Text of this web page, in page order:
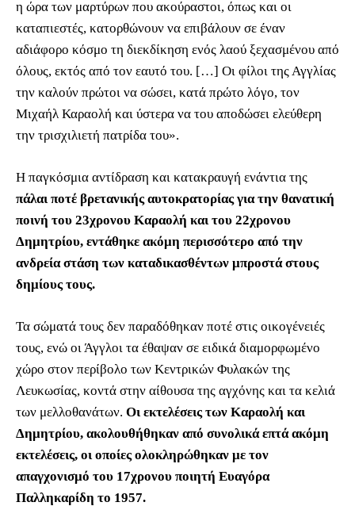
η ώρα των μαρτύρων που ακούραστοι, όπως και οι
καταπιεστές, κατορθώνουν να επιβάλουν σε έναν
αδιάφορο κόσμο τη διεκδίκηση ενός λαού ξεχασμένου από
όλους, εκτός από τον εαυτό του. […] Οι φίλοι της Αγγλίας
την καλούν πρώτοι να σώσει, κατά πρώτο λόγο, τον
Μιχαήλ Καραολή και ύστερα να του αποδώσει ελεύθερη
την τρισχιλιετή πατρίδα του».
Η παγκόσμια αντίδραση και κατακραυγή ενάντια της
πάλαι ποτέ βρετανικής αυτοκρατορίας για την θανατική
ποινή του 23χρονου Καραολή και του 22χρονου
Δημητρίου, εντάθηκε ακόμη περισσότερο από την
ανδρεία στάση των καταδικασθέντων μπροστά στους
δημίους τους.
Τα σώματά τους δεν παραδόθηκαν ποτέ στις οικογένειές
τους, ενώ οι Άγγλοι τα έθαψαν σε ειδικά διαμορφωμένο
χώρο στον περίβολο των Κεντρικών Φυλακών της
Λευκωσίας, κοντά στην αίθουσα της αγχόνης και τα κελιά
των μελλοθανάτων. Οι εκτελέσεις των Καραολή και
Δημητρίου, ακολουθήθηκαν από συνολικά επτά ακόμη
εκτελέσεις, οι οποίες ολοκληρώθηκαν με τον
απαγχονισμό του 17χρονου ποιητή Ευαγόρα
Παλληκαρίδη το 1957.